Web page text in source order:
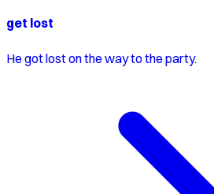
get lost
He got lost on the way to the party.